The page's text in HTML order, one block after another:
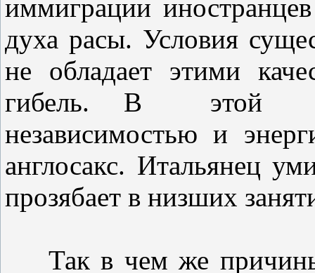
иммиграции
духа расы. Условия
не обладает этими
гибель. В этой
независимостью и
англосакс. Итальянец
прозябает в низших
Так в чем же причины